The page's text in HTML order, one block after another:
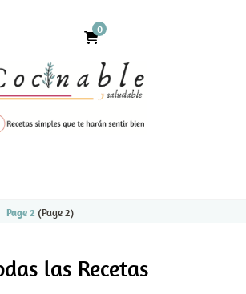
0
Page 2 (Page 2)
las Recetas